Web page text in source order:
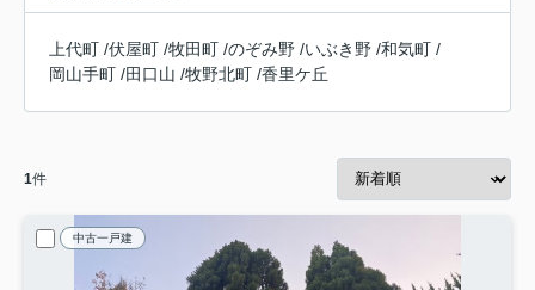
上代町 /伏屋町 /牧田町 /のぞみ野 /いぶき野 /和気町 /
岡山手町 /田口山 /牧野北町 /香里ケ丘
1件
中古一戸建